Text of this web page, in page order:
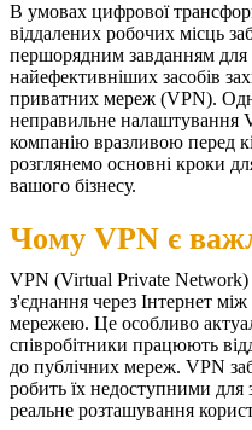
В умовах цифрової
віддалених робочих місць
першорядним завданням для
найефективніших засобів
приватних мереж (VPN).
неправильне
компанію вразливою перед
розглянемо основні кроки
вашого бізнесу.
Чому VPN є
VPN (Virtual Private Network)
з'єднання через Інтернет
мережею. Це особливо
співробітники працюють
до публічних мереж. VPN
робить їх недоступними для
реальне розташування